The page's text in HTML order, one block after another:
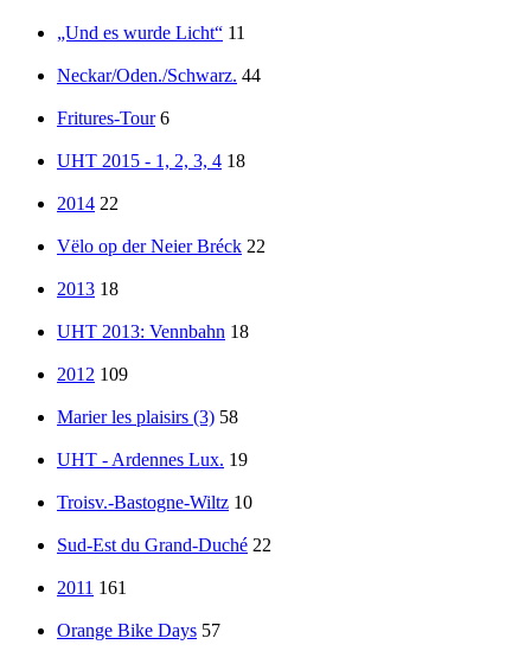
„Und es wurde Licht“ 11
Neckar/Oden./Schwarz. 44
Fritures-Tour 6
UHT 2015 - 1, 2, 3, 4 18
2014 22
Vëlo op der Neier Bréck 22
2013 18
UHT 2013: Vennbahn 18
2012 109
Marier les plaisirs (3) 58
UHT - Ardennes Lux. 19
Troisv.-Bastogne-Wiltz 10
Sud-Est du Grand-Duché 22
2011 161
Orange Bike Days 57